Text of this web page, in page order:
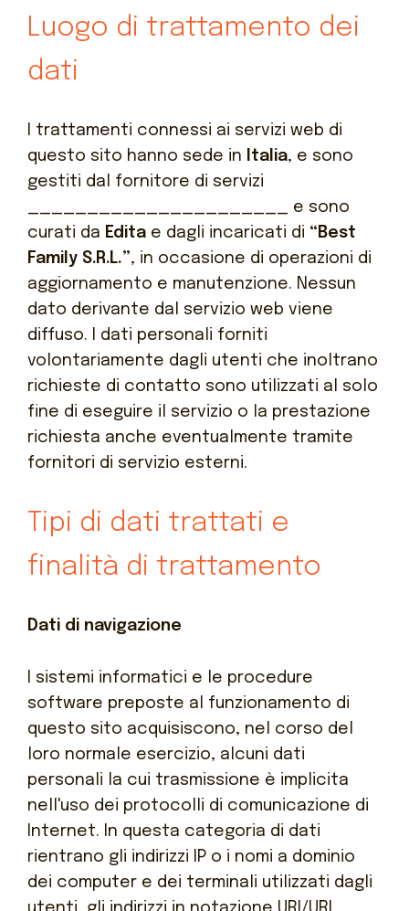
Luogo di trattamento dei
dati
I trattamenti connessi ai servizi web di
questo sito hanno sede in
Italia, e sono
gestiti dal fornitore di servizi
e sono
curati da Edita e dagli incaricati di “Best
Family S.R.L.”, in occasione di operazioni di
aggiornamento e manutenzione. Nessun
dato derivante dal servizio web viene
diffuso. I dati personali forniti
volontariamente dagli utenti che inoltrano
richieste di contatto sono utilizzati al solo
fine di eseguire il servizio o la prestazione
richiesta anche eventualmente tramite
fornitori di servizio esterni.
Tipi di dati trattati e
finalità di trattamento
Dati di navigazione
I sistemi informatici e le procedure
software preposte al funzionamento di
questo sito acquisiscono, nel corso del
loro normale esercizio, alcuni dati
personali la cui trasmissione è implicita
nell'uso dei protocolli di comunicazione di
Internet.
In questa categoria di dati
rientrano gli indirizzi IP o i nomi a dominio
dei computer e dei terminali utilizzati dagli